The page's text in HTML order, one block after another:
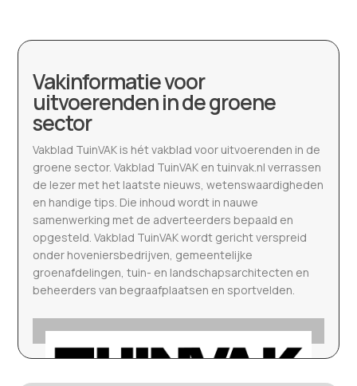
Vakinformatie voor
uitvoerenden in de groene
sector
Vakblad TuinVAK is hét vakblad voor uitvoerenden in de
groene sector. Vakblad TuinVAK en tuinvak.nl verrassen
de lezer met het laatste nieuws, wetenswaardigheden
en handige tips. Die inhoud wordt in nauwe
samenwerking met de adverteerders bepaald en
opgesteld. Vakblad TuinVAK wordt gericht verspreid
onder hoveniersbedrijven, gemeentelijke
groenafdelingen, tuin- en landschapsarchitecten en
beheerders van begraafplaatsen en sportvelden.